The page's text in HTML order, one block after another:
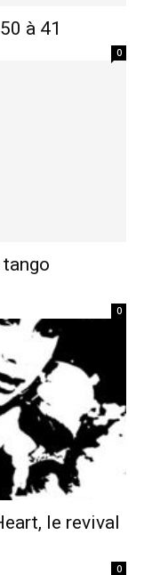
à 41
0
0
le revival
0